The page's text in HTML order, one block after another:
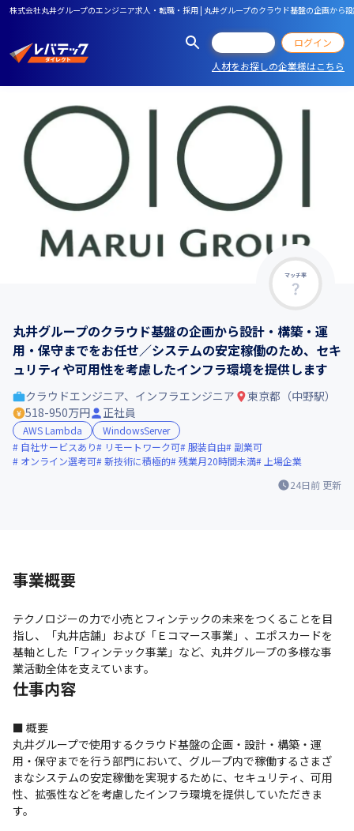
株式会社丸井グループのエンジニア求人・転職・採用 | 丸井グループのクラウド基盤の企画か
ログイン
人材をお探しの企業様はこちら
マッチ率
丸井グループのクラウド基盤の企画から設計・構築・運
用・保守までをお任せ／システムの安定稼働のため、セキ
ュリティや可用性を考慮したインフラ環境を提供します
24日前 更新
クラウドエンジニア、インフラエンジニア
東京都（中野駅）
518-950万円
正社員
AWS Lambda
WindowsServer
自社サービスあり
リモートワーク可 服装自由
副業可
オンライン選考可 新技術に積極的 残業月20時間未満 上場企業
事業概要
テクノロジーの力で小売とフィンテックの未来をつくることを目
指し、「丸井店舗」および「Ｅコマース事業」、エポスカードを
基軸とした「フィンテック事業」など、丸井グループの多様な事
業活動全体を支えています。
仕事内容
■ 概要
丸井グループで使用するクラウド基盤の企画・設計・構築・運
用・保守までを行う部門において、グループ内で稼働するさまざ
まなシステムの安定稼働を実現するために、セキュリティ、可用
性、拡張性などを考慮したインフラ環境を提供していただきま
す。